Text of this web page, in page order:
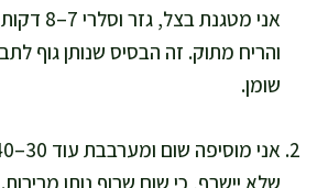
אני
והריח מתוק. זה הבסיס שנותן גוף
שומן.
שלא יישרף, כי שום שרוף נותן